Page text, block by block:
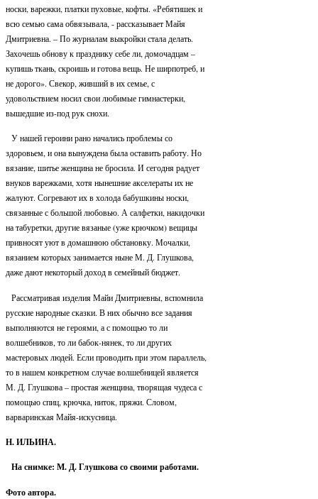
носки, варежки, платки пуховые, кофты. «Ребятишек и
всю семью сама обвязывала, - рассказывает Майя
Дмитриевна. – По журналам выкройки стала делать.
Захочешь обнову к празднику себе ли, домочадцам –
купишь ткань, скроишь и готова вещь. Не ширпотреб, и
не дорого». Свекор, живший в их семье, с
удовольствием носил свои любимые гимнастерки,
вышедшие из-под рук снохи.
У нашей героини рано начались проблемы со
здоровьем, и она вынуждена была оставить работу. Но
вязание, шитье женщина не бросила. И сегодня радует
внуков варежками, хотя нынешние акселераты их не
жалуют. Согревают их в холода бабушкины носки,
связанные с большой любовью. А салфетки, накидочки
на табуретки, другие вязаные (уже крючком) вещицы
привносят уют в домашнюю обстановку. Мочалки,
вязанием которых занимается ныне М. Д. Глушкова,
даже дают некоторый доход в семейный бюджет.
Рассматривая изделия Майи Дмитриевны, вспомнила
русские народные сказки. В них обычно все задания
выполняются не героями, а с помощью то ли
волшебников, то ли бабок-нянек, то ли других
мастеровых людей. Если проводить при этом параллель,
то в нашем конкретном случае волшебницей является
М. Д. Глушкова – простая женщина, творящая чудеса с
помощью спиц, крючка, ниток, пряжи. Словом,
варваринская Майя-искусница.
Н. ИЛЬИНА.
На снимке: М. Д. Глушкова со своими работами.
Фото автора.